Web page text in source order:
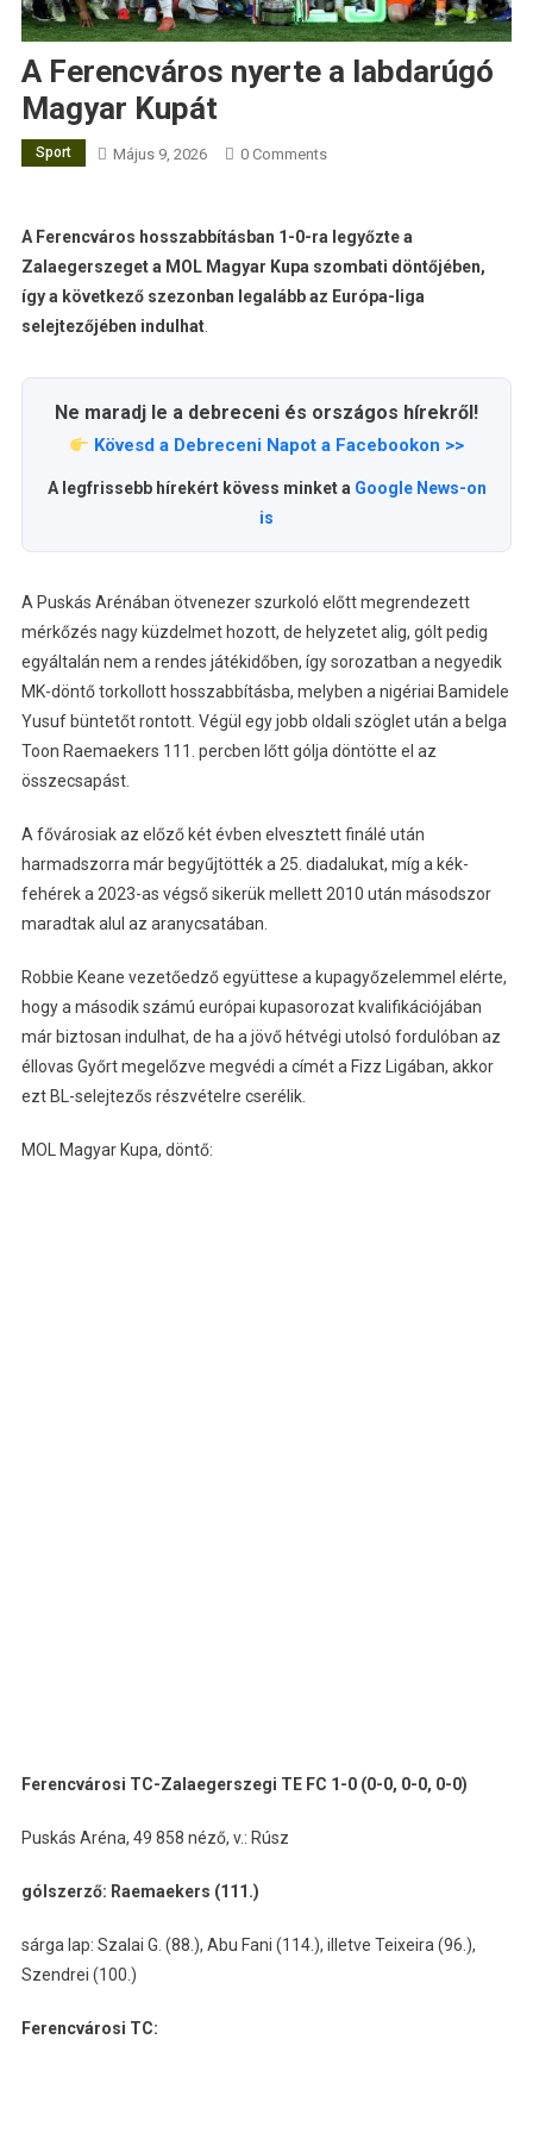
A Ferencváros nyerte a labdarúgó
Magyar Kupát
Sport Május 9, 2026 0 Comments
A Ferencváros hosszabbításban 1-0-ra legyőzte a
Zalaegerszeget a MOL Magyar Kupa szombati döntőjében,
így a következő szezonban legalább az Európa-liga
selejtezőjében indulhat.
Ne maradj le a debreceni és országos hírekről!
Kövesd a Debreceni Napot a Facebookon >>
A legfrissebb hírekért kövess minket a Google News-on
is
A Puskás Arénában ötvenezer szurkoló előtt megrendezett
mérkőzés nagy küzdelmet hozott, de helyzetet alig, gólt pedig
egyáltalán nem a rendes játékidőben, így sorozatban a negyedik
MK-döntő torkollott hosszabbításba, melyben a nigériai Bamidele
Yusuf büntetőt rontott. Végül egy jobb oldali szöglet után a belga
Toon Raemaekers 111. percben lőtt gólja döntötte el az
összecsapást.
A fővárosiak az előző két évben elvesztett finálé után
harmadszorra már begyűjtötték a 25. diadalukat, míg a kék-
fehérek a 2023-as végső sikerük mellett 2010 után másodszor
maradtak alul az aranycsatában.
Robbie Keane vezetőedző együttese a kupagyőzelemmel elérte,
hogy a második számú európai kupasorozat kvalifikációjában
már biztosan indulhat, de ha a jövő hétvégi utolsó fordulóban az
éllovas Győrt megelőzve megvédi a címét a Fizz Ligában, akkor
ezt BL-selejtezős részvételre cserélik.
MOL Magyar Kupa, döntő:
Ferencvárosi TC-Zalaegerszegi TE FC 1-0 (0-0, 0-0, 0-0)
Puskás Aréna, 49 858 néző, v.: Rúsz
gólszerző: Raemaekers (111.)
sárga lap: Szalai G. (88.), Abu Fani (114.), illetve Teixeira (96.),
Szendrei (100.)
Ferencvárosi TC: